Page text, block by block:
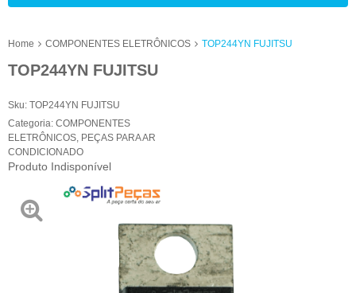
Home COMPONENTES ELETRÔNICOS TOP244YN FUJITSU
TOP244YN FUJITSU
Sku: TOP244YN FUJITSU
Categoria: COMPONENTES
ELETRÔNICOS PEÇAS PARA AR
CONDICIONADO
Produto Indisponível